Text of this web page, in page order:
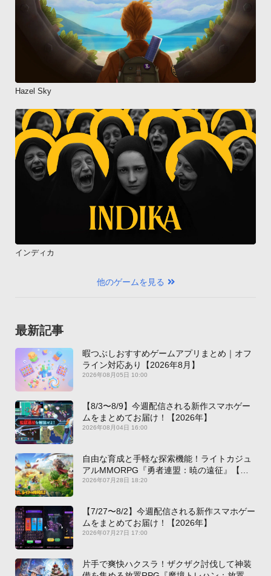
Hazel Sky
インディカ
他のゲームを見る
最新記事
暇つぶしおすすめゲームアプリまとめ｜オフ
ライン対応あり【2026年8月】
2026年08月05日 10:00
【8/3〜8/9】今週配信される新作スマホゲー
ムをまとめてお届け！【2026年】
2026年08月04日 16:00
自由な育成と手軽な探索機能！ライトカジュ
アルMMORPG『勇者連盟：暁の遠征』【最
新作PICKUP】
2026年07月28日 18:20
【7/27〜8/2】今週配信される新作スマホゲー
ムをまとめてお届け！【2026年】
2026年07月27日 17:00
片手で爽快ハクスラ！ザクザク討伐して神装